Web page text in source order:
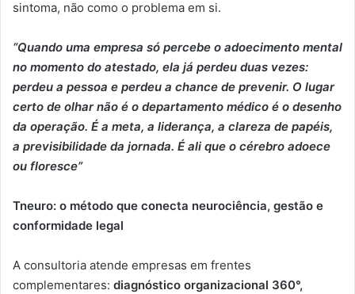
sintoma, não como o problema em si.
“Quando uma empresa só percebe o adoecimento mental
no momento do atestado, ela já perdeu duas vezes:
perdeu a pessoa e perdeu a chance de prevenir. O lugar
certo de olhar não é o departamento médico é o desenho
da operação. É a meta, a liderança, a clareza de papéis,
a previsibilidade da jornada. É ali que o cérebro adoece
ou floresce”
Tneuro: o método que conecta neurociência, gestão e
conformidade legal
A consultoria atende empresas em frentes
complementares: diagnóstico organizacional 360°,